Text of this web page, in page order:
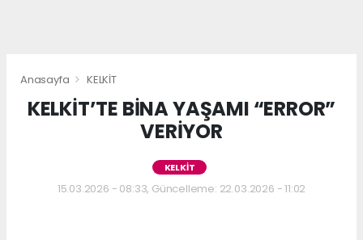
Anasayfa KELKİT
KELKİT’TE BİNA YAŞAMI “ERROR”
VERİYOR
KELKİT
15.03.2026 - 08:33, Güncelleme: 22.03.2026 - 11:02